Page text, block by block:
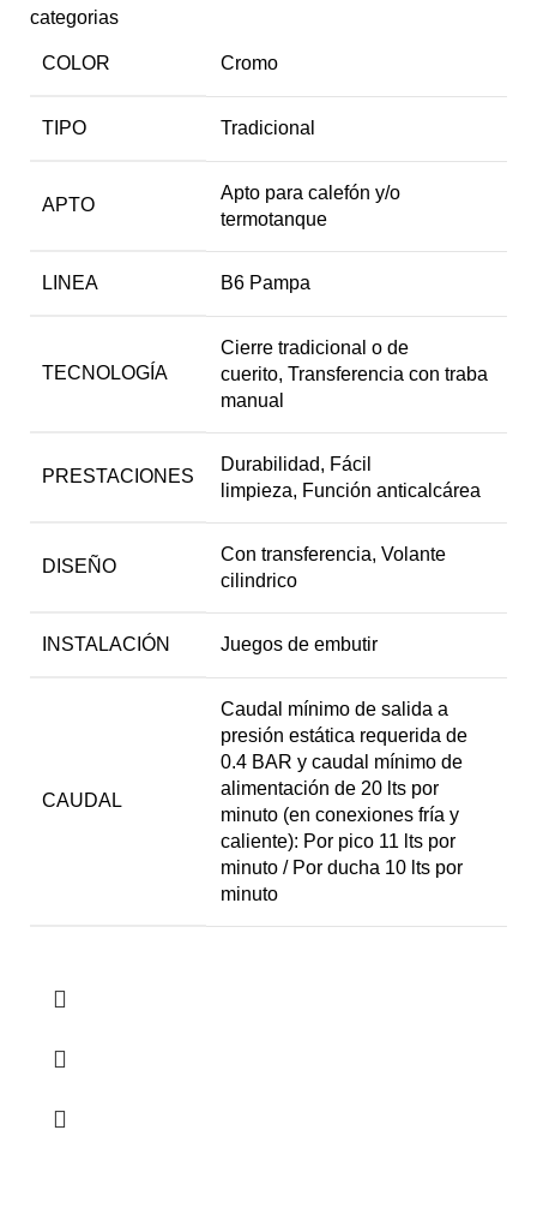
categorias
COLOR Cromo
TIPO Tradicional
APTO
Apto para calefón y/o
termotanque
LINEA B6 Pampa
TECNOLOGÍA
Cierre tradicional o de
cuerito, Transferencia con traba
manual
PRESTACIONES
Durabilidad, Fácil
limpieza, Función anticalcárea
DISEÑO
Con transferencia, Volante
cilindrico
INSTALACIÓN Juegos de embutir
CAUDAL
Caudal mínimo de salida a
presión estática requerida de
0.4 BAR y caudal mínimo de
alimentación de 20 lts por
minuto (en conexiones fría y
caliente): Por pico 11 lts por
minuto / Por ducha 10 lts por
minuto